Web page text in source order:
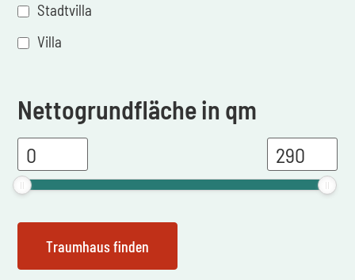
Stadtvilla
Villa
Nettogrundfläche in qm